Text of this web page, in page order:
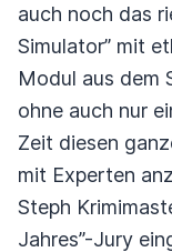
auch noch das
Simulator” mit
Modul aus dem
ohne auch nur
Zeit diesen
mit Experten
Steph
Jahres”-Jury